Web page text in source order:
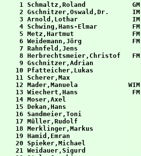
1 Schmaltz,Roland
2 Gschnitzer,Oswald,Dr.
3 Arnold,Lothar
4 Schwing,Hans-Elmar
5 Metz,Hartmut
6 Weidemann,Jörg
7 Rahnfeld,Jens
8 Herbrechtsmeier,Christof
9 Gschnitzer,Adrian
10 Pfatteicher,Lukas
11 Scherer,Max
12 Mader,Manuela
13 Wiechert,Hans
14 Moser,Axel
15 Dekan,Hans
16 Sandmeier,Toni
17 Müller,Rudolf
18 Merklinger,Markus
19 Hamid,Emran
20 Spieker,Michael
21 Weidauer,Sigurd